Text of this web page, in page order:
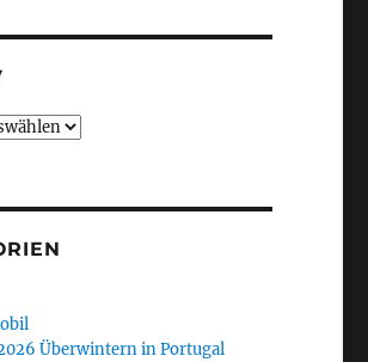
Überwintern in Portugal